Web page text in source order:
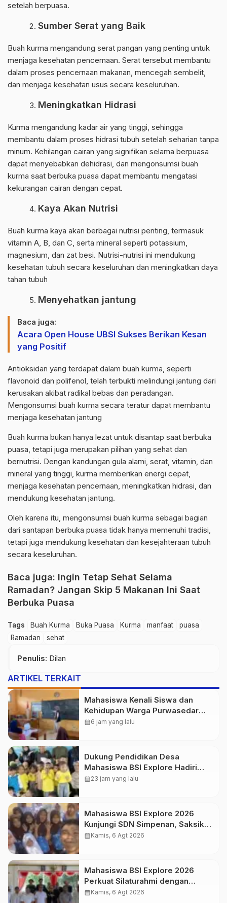
setelah berpuasa.
Sumber Serat yang Baik
Buah kurma mengandung serat pangan yang penting untuk
menjaga kesehatan pencernaan. Serat tersebut membantu
dalam proses pencernaan makanan, mencegah sembelit,
dan menjaga kesehatan usus secara keseluruhan.
Meningkatkan Hidrasi
Kurma mengandung kadar air yang tinggi, sehingga
membantu dalam proses hidrasi tubuh setelah seharian tanpa
minum. Kehilangan cairan yang signifikan selama berpuasa
dapat menyebabkan dehidrasi, dan mengonsumsi buah
kurma saat berbuka puasa dapat membantu mengatasi
kekurangan cairan dengan cepat.
Kaya Akan Nutrisi
Buah kurma kaya akan berbagai nutrisi penting, termasuk
vitamin A, B, dan C, serta mineral seperti potassium,
magnesium, dan zat besi. Nutrisi-nutrisi ini mendukung
kesehatan tubuh secara keseluruhan dan meningkatkan daya
tahan tubuh
Menyehatkan jantung
Baca juga:
Acara Open House UBSI Sukses Berikan Kesan
yang Positif
Antioksidan yang terdapat dalam buah kurma, seperti
flavonoid dan polifenol, telah terbukti melindungi jantung dari
kerusakan akibat radikal bebas dan peradangan.
Mengonsumsi buah kurma secara teratur dapat membantu
menjaga kesehatan jantung
Buah kurma bukan hanya lezat untuk disantap saat berbuka
puasa, tetapi juga merupakan pilihan yang sehat dan
bernutrisi. Dengan kandungan gula alami, serat, vitamin, dan
mineral yang tinggi, kurma memberikan energi cepat,
menjaga kesehatan pencernaan, meningkatkan hidrasi, dan
mendukung kesehatan jantung.
Oleh karena itu, mengonsumsi buah kurma sebagai bagian
dari santapan berbuka puasa tidak hanya memenuhi tradisi,
tetapi juga mendukung kesehatan dan kesejahteraan tubuh
secara keseluruhan.
Baca juga: Ingin Tetap Sehat Selama
Ramadan? Jangan Skip 5 Makanan Ini Saat
Berbuka Puasa
Tags Buah Kurma Buka Puasa Kurma manfaat
puasa
Ramadan
sehat
Penulis: Dilan
ARTIKEL TERKAIT
Mahasiswa Kenali Siswa dan
Kehidupan Warga Purwasedar
Lewat Beragam Kegiatan
calendar_month6 jam yang lalu
Dukung Pendidikan Desa
Mahasiswa BSI Explore Hadiri
Peresmian TK PGRI Al-Istiqomah
calendar_month23 jam yang lalu
Mahasiswa BSI Explore 2026
Kunjungi SDN Simpenan, Saksikan
Persiapan Lomba Pramuka
calendar_monthKamis, 6 Agt 2026
Mahasiswa BSI Explore 2026
Perkuat Silaturahmi dengan
Pemerintah Desa Purwasedar
calendar_monthKamis, 6 Agt 2026